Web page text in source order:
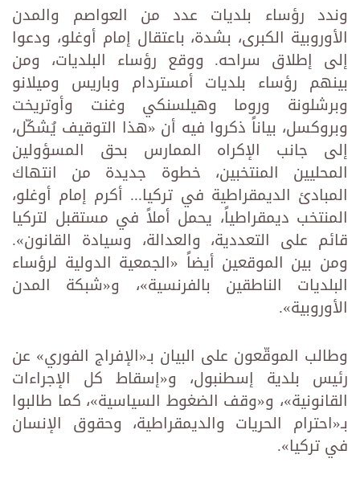
وندد رؤساء بلديات عدد من العواصم والمدن
الأوروبية الكبرى، بشدة، باعتقال إمام أوغلو، ودعوا
إلى إطلاق سراحه. ووقع رؤساء البلديات، ومن
بينهم رؤساء بلديات أمستردام وباريس وميلانو
وبرشلونة وروما وهيلسنكي وغنت وأوتريخت
وبروكسل، بياناً ذكروا فيه أن «هذا التوقيف يُشكّل،
إلى جانب الإكراه الممارس بحق المسؤولين
المحليين المنتخبين، خطوة جديدة من انتهاك
المبادئ الديمقراطية في تركيا... أكرم إمام أوغلو،
المنتخب ديمقراطياً، يحمل أملاً في مستقبل لتركيا
قائم على التعددية، والعدالة، وسيادة القانون».
ومن بين الموقعين أيضاً «الجمعية الدولية لرؤساء
البلديات الناطقين بالفرنسية»، و«شبكة المدن
الأوروبية».
وطالب الموقّعون على البيان بـ«الإفراج الفوري» عن
رئيس بلدية إسطنبول، و«إسقاط كل الإجراءات
القانونية»، و«وقف الضغوط السياسية»، كما طالبوا
بـ«احترام الحريات والديمقراطية، وحقوق الإنسان
في تركيا».